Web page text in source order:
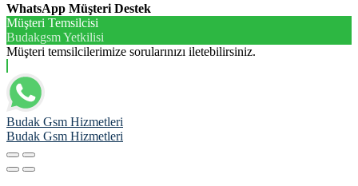
WhatsApp Müşteri Destek
Müşteri Temsilcisi
Budakgsm Yetkilisi
Müşteri temsilcilerimize sorularınızı iletebilirsiniz.
Budak Gsm Hizmetleri
Budak Gsm Hizmetleri